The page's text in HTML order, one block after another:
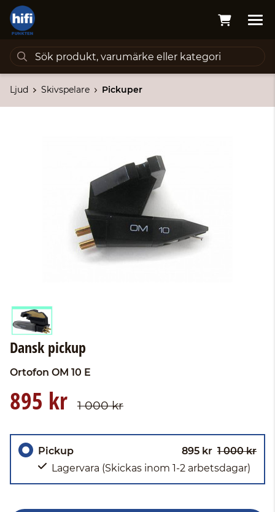
Ljud Skivspelare Pickuper
Dansk pickup
Ortofon OM 10 E
895 kr 1 000 kr
Pickup 895 kr 1 000 kr
Lagervara (Skickas inom 1-2 arbetsdagar)